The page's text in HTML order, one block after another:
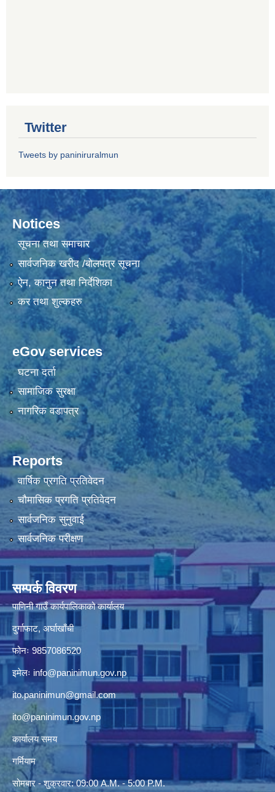
Twitter
Tweets by paniniruralmun
Notices
सूचना तथा समाचार
सार्वजनिक खरीद /बोलपत्र सूचना
ऐन, कानुन तथा निर्देशिका
कर तथा शुल्कहरु
eGov services
घटना दर्ता
सामाजिक सुरक्षा
नागरिक वडापत्र
Reports
वार्षिक प्रगति प्रतिवेदन
चौमासिक प्रगति प्रतिवेदन
सार्वजनिक सुनुवाई
सार्वजनिक परीक्षण
सम्पर्क विवरण
पाणिनी गाउँ कार्यपालिकाको कार्यालय
दुर्गाफाट, अर्घाखाँची
फोनः 9857086520
इमेलः info@paninimun.gov.np
ito.paninimun@gmail.com
ito@paninimun.gov.np
कार्यालय समय
गर्मियाम
सोमबार - शुक्रवार: 09:00 A.M. - 5:00 P.M.